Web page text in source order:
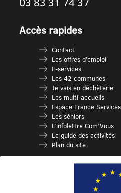
Accès rapides
Contact
Les offres d’emploi
E-services
Les 42 communes
Je vais en déchèterie
Les multi-accueils
Espace France Services
Les séniors
L’infolettre Com’Vous
Le guide des activités
Plan du site